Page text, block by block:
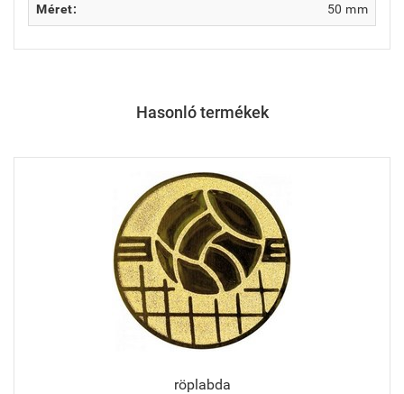
Méret: 50 mm
Hasonló termékek
röplabda